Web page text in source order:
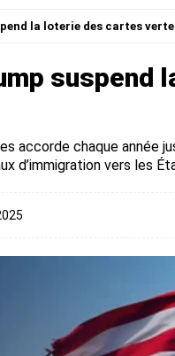
la loterie des cartes
accorde chaque année
d’immigration vers les